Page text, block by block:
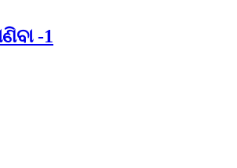
-1